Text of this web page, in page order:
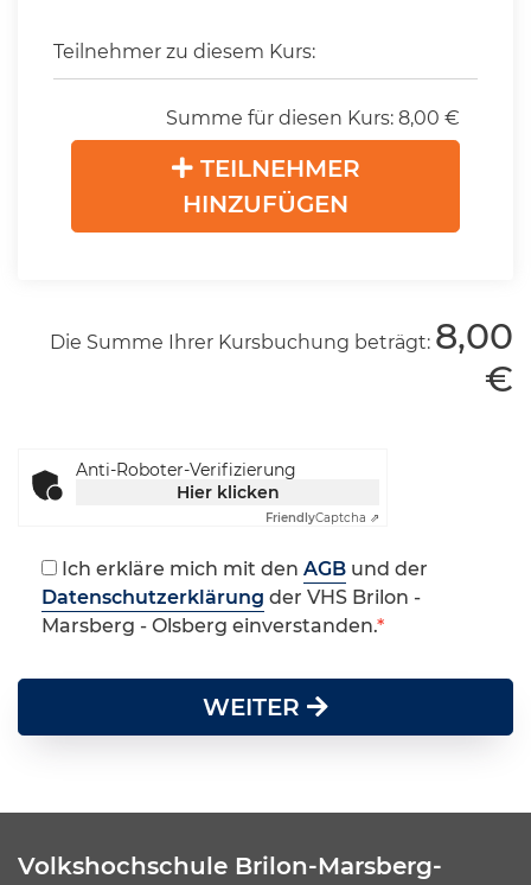
Teilnehmer zu diesem Kurs:
Summe für diesen Kurs: 8,00 €
TEILNEHMER
HINZUFÜGEN
Die Summe Ihrer Kursbuchung beträgt: 8,00
€
Anti-Roboter-Verifizierung
Hier klicken
FriendlyCaptcha ⇗
Ich erkläre mich mit den AGB und der
Datenschutzerklärung der VHS Brilon -
Marsberg - Olsberg einverstanden.
WEITER
Volkshochschule Brilon-Marsberg-